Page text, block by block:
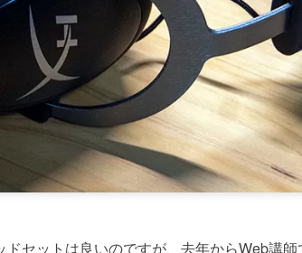
セットは良いのですが、去年からWeb講